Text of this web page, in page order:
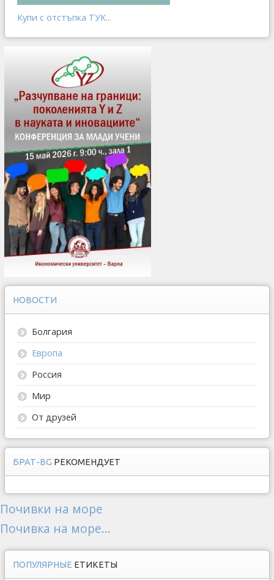
Купи с отстъпка ТУК...
НОВОСТИ
Болгария
Европа
Россия
Мир
От друзей
БРАТ-BG РЕКОМЕНДУЕТ
Почивки на море
Почивка на море...
ПОПУЛЯРНЫЕ ЕТИКЕТЫ